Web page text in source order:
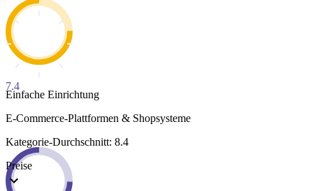
7.4
Einfache Einrichtung
E-Commerce-Plattformen & Shopsysteme
Kategorie-Durchschnitt: 8.4
Preise